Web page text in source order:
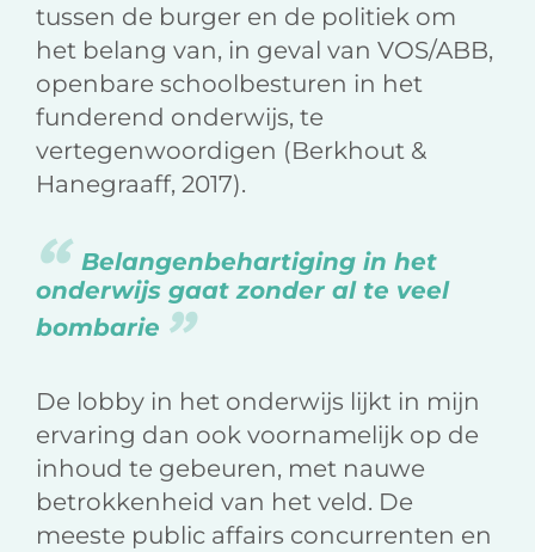
tussen de burger en de politiek om
het belang van, in geval van VOS/ABB,
openbare schoolbesturen in het
funderend onderwijs, te
vertegenwoordigen (Berkhout &
Hanegraaff, 2017).
Belangenbehartiging in het
onderwijs gaat zonder al te veel
bombarie
De lobby in het onderwijs lijkt in mijn
ervaring dan ook voornamelijk op de
inhoud te gebeuren, met nauwe
betrokkenheid van het veld. De
meeste public affairs concurrenten en